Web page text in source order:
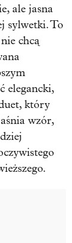
ale jasna
sylwetki. To
chcą
elegancki,
który
wzór,